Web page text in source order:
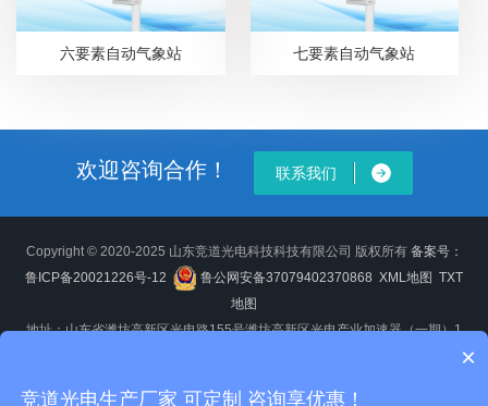
六要素自动气象站 七要素自动气象站
欢迎咨询合作！ 联系我们
Copyright © 2020-2025 山东竞道光电科技科技有限公司 版权所有 备案号：
鲁ICP备20021226号-12
鲁公网安备37079402370868 XML地图 TXT
地图
地址：山东省潍坊高新区光电路155号潍坊高新区光电产业加速器（一期）1
×
竞道光电生产厂家 可定制 咨询享优惠！